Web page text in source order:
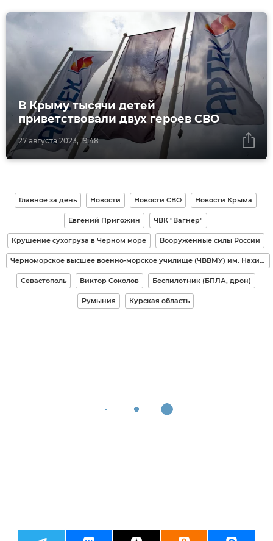
27 августа 2023, 19:48
В Крыму тысячи детей
приветствовали двух героев СВО
Главное за день Новости Новости СВО Новости Крыма
Евгений Пригожин ЧВК "Вагнер"
Крушение сухогруза в Черном море Вооруженные силы России
Черноморское высшее военно-морское училище (ЧВВМУ) им. Нахимова
Севастополь Виктор Соколов Беспилотник (БПЛА, дрон)
Румыния Курская область